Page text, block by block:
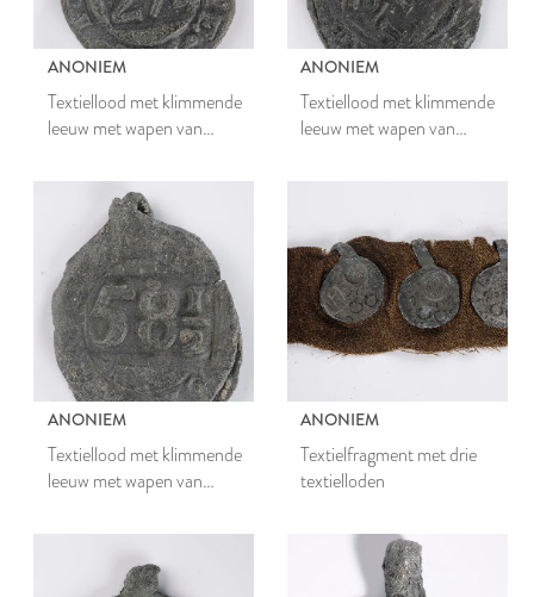
ANONIEM
Textiellood met klimmende
leeuw met wapen van
ANONIEM
Textiellood met klimmende
leeuw met wapen van
ANONIEM
Textiellood met klimmende
leeuw met wapen van
ANONIEM
Textielfragment met drie
textielloden